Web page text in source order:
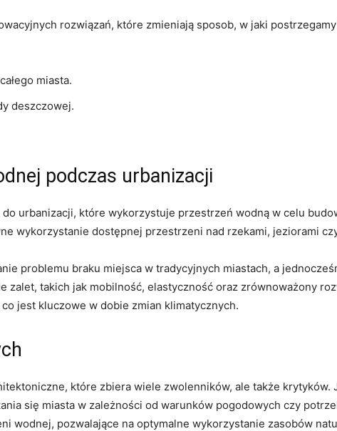
rozwiązań, które zmieniają sposob, w jaki
miasta.
deszczowej.
podczas urbanizacji
urbanizacji, które wykorzystuje przestrzeń wodną w celu
wykorzystanie dostępnej przestrzeni nad rzekami, jeziorami
problemu braku miejsca w tradycyjnych miastach, a
zalet, takich jak ⁢mobilność, ⁢elastyczność ⁤oraz zrównoważony
jest kluczowe w dobie zmian klimatycznych.
które‌ zbiera wiele zwolenników, ale także krytyków.
się miasta​ w⁢ zależności od warunków pogodowych czy
wodnej, pozwalające na optymalne wykorzystanie zasobów